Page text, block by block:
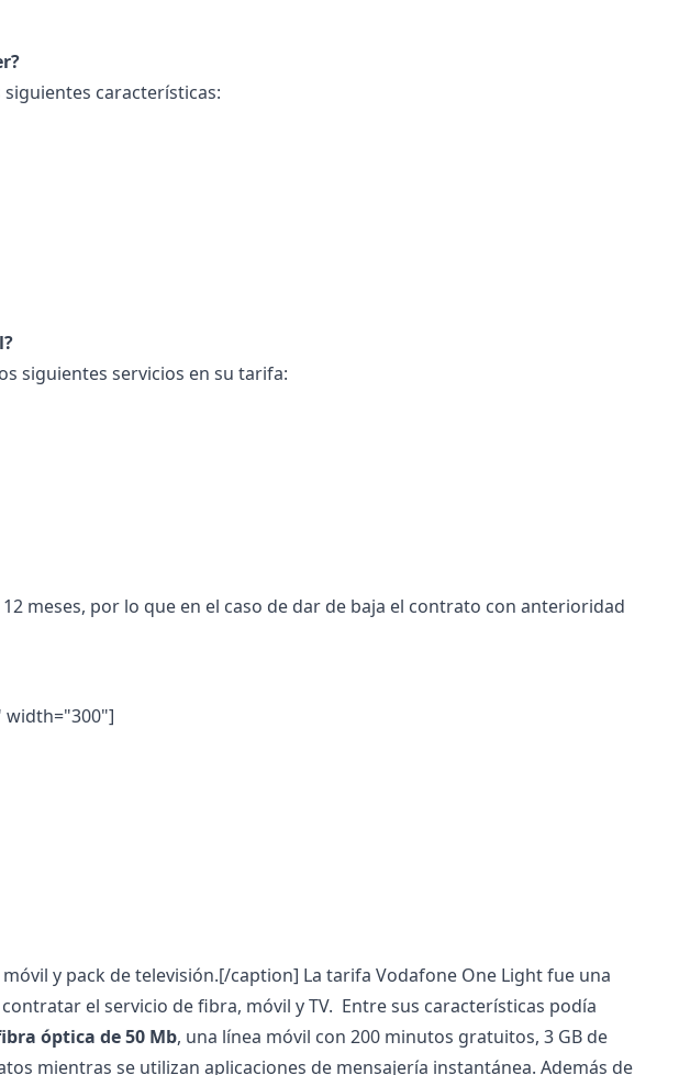
características:
siguientes servicios en su tarifa:
meses, por lo que en el caso de dar de baja el contrato con anterioridad
width="300"]
y pack de televisión.[/caption] La tarifa Vodafone One Lightfue una
el servicio de fibra, móvil y TV. Entre sus características podía
óptica de 50 Mb, una línea móvil con 200 minutos gratuitos, 3 GB de
mientras se utilizan aplicaciones de mensajería instantánea. Además de